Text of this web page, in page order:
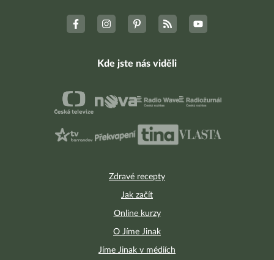
Zdravé recepty
Jak začít
Online kurzy
O Jíme Jinak
Jíme Jinak v médiích
Kde jste nás viděli